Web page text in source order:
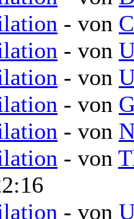
- von
- von
- von
- von
- von
- von
- von